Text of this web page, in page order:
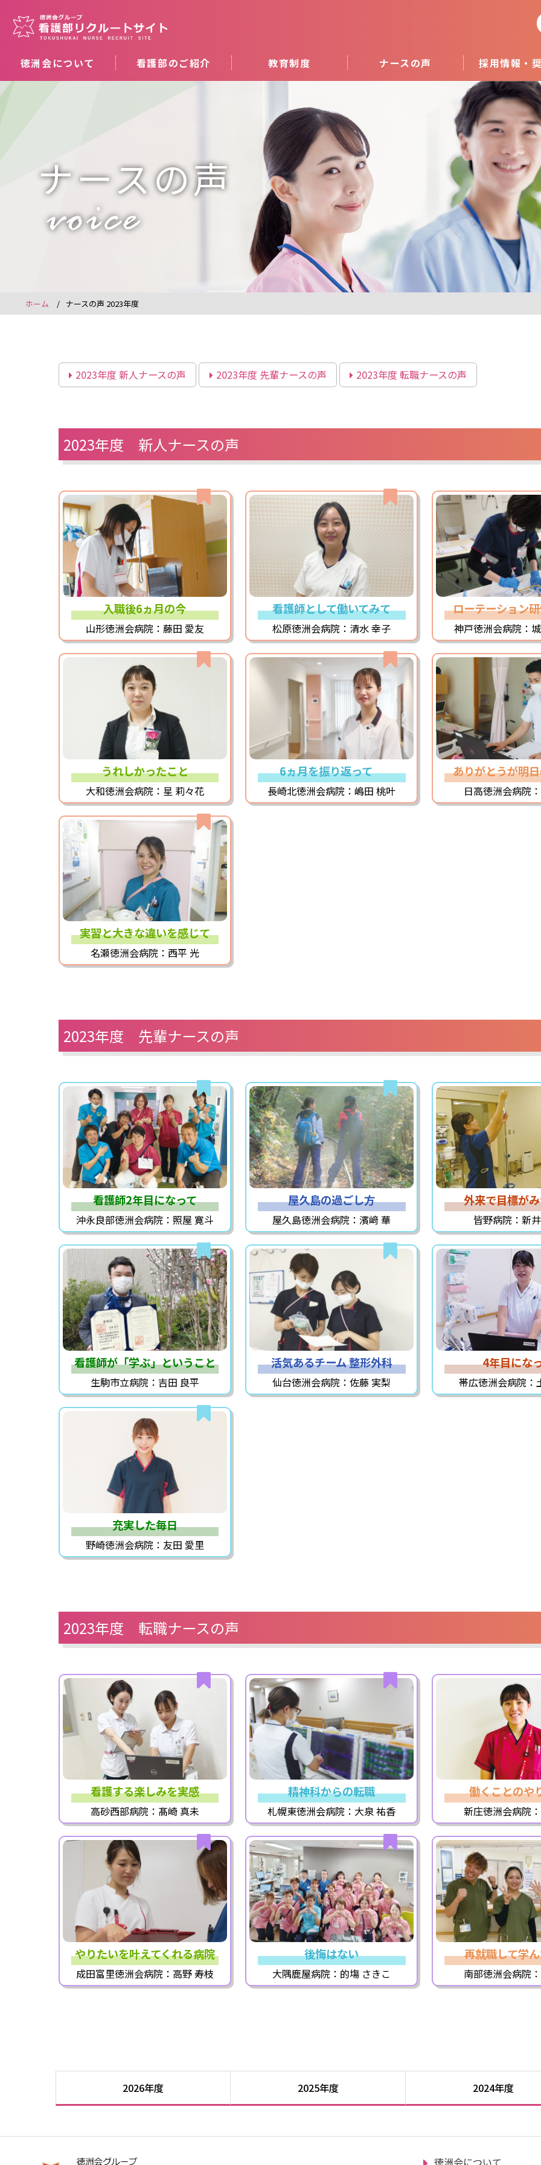
徳洲会について 看護部のご紹介 教育制度 ナースの声 採用情報・
ナースの声
ホーム ナースの声 2023年度
2023年度新人ナースの声 2023年度 先輩ナースの声 2023年度転職ナースの声
2023年度 新人ナースの声
入職後6ヵ月の今
山形徳洲会病院：藤田 愛友
看護師として働いてみて
松原徳洲会病院：清水 幸子
ローテーション
神戸徳洲会病院：
うれしかったこと
大和徳洲会病院：星 莉々花
6ヵ月を振り返って
長崎北徳洲会病院：嶋田 桃叶
ありがとうが明
日高徳洲会病院
実習と大きな違いを感じて
名瀬徳洲会病院：西平 光
2023年度 先輩ナースの声
看護師2年目になって
沖永良部徳洲会病院：照屋 寛斗
屋久島の過ごし方
屋久島徳洲会病院：濱﨑 華
外来で目標が
皆野病院：新
看護師が「学ぶ」ということ
生駒市立病院：吉田 良平
活気あるチーム 整形外科
仙台徳洲会病院：佐藤 実梨
4年目にな
帯広徳洲会病院：
充実した毎日
野崎徳洲会病院：友田 愛里
2023年度 転職ナースの声
看護する楽しみを実感
高砂西部病院：髙崎 真未
精神科からの転職
札幌東徳洲会病院：大泉 祐香
働くことのや
新庄徳洲会病院
やりたいを叶えてくれる病院
成田富里徳洲会病院：高野 寿枝
後悔はない
大隅鹿屋病院：的塲 さきこ
再就職して学
南部徳洲会病院
2026年度 2025年度 2024年度
徳洲会について